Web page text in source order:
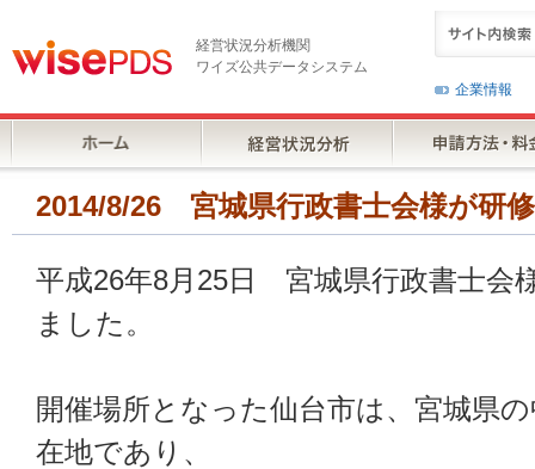
経営状況分析機関
ワイズ公共データシステム
企業情報
2014/8/26 宮城県行政書士会様が研
平成26年8月25日 宮城県行政書士会
ました。
開催場所となった仙台市は、宮城県
在地であり、